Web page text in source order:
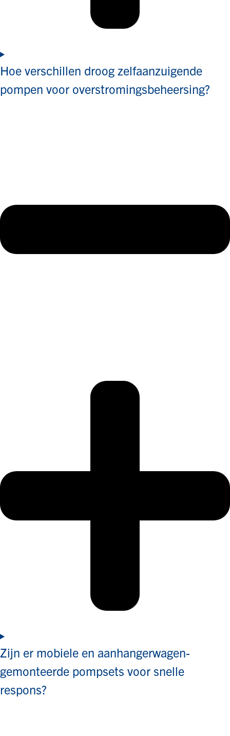
Hoe verschillen droog zelfaanzuigende
pompen voor overstromingsbeheersing?
Zijn er mobiele en aanhangerwagen-
gemonteerde pompsets voor snelle
respons?